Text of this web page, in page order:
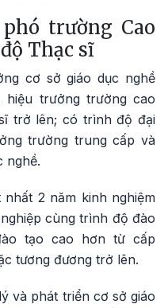
trường Cao
Thạc sĩ
cơ sở giáo dục nghề
hiệu trưởng trường cao
trở lên; có trình độ đại
trường trung cấp và
nghề.
2 năm kinh nghiệm
cùng trình độ đào
tạo cao hơn từ cấp
tương đương trở lên.
và phát triển cơ sở giáo